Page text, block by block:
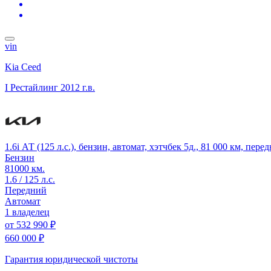
vin
Kia Ceed
I Рестайлинг 2012 г.в.
1.6i АТ (125 л.с.), бензин, автомат, хэтчбек 5д., 81 000 км,
Бензин
81000 км.
1.6 / 125 л.с.
Передний
Автомат
1 владелец
от 532 990 ₽
660 000 ₽
Гарантия юридической чистоты